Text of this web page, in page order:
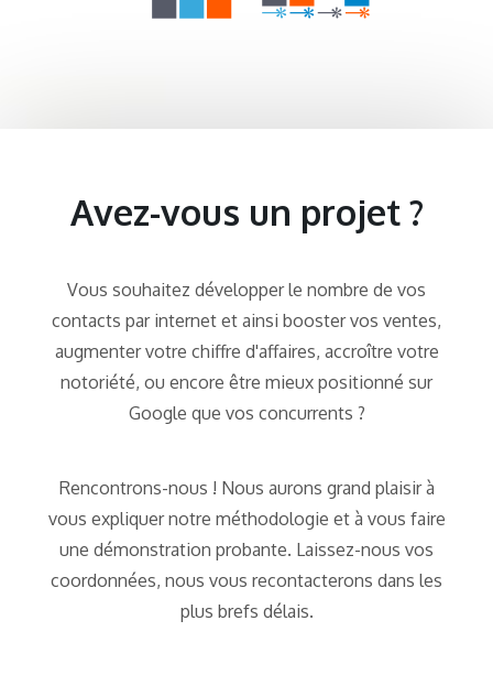
Avez-vous un projet ?
Vous souhaitez développer le nombre de vos
contacts par internet et ainsi booster vos ventes,
augmenter votre chiffre d'affaires, accroître votre
notoriété, ou encore être mieux positionné sur
Google que vos concurrents ?
Rencontrons-nous ! Nous aurons grand plaisir à
vous expliquer notre méthodologie et à vous faire
une démonstration probante. Laissez-nous vos
coordonnées, nous vous recontacterons dans les
plus brefs délais.